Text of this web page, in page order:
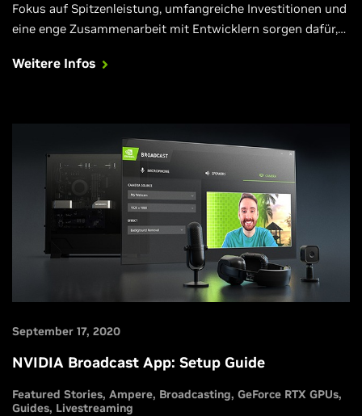
Fokus auf Spitzenleistung, umfangreiche Investitionen und
eine enge Zusammenarbeit mit Entwicklern sorgen dafür,
liebsten Neuveröffentlichungen optimiert sind. Weitere
Weitere Infos
September 17, 2020
NVIDIA Broadcast App: Setup Guide
Featured Stories Ampere Broadcasting GeForce RTX GPUs
Guides Livestreaming